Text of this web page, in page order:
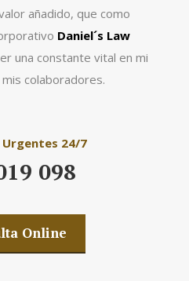
añadido, que como
Daniel´s Law
una constante vital en mi
colaboradores.
24/7
098
Online